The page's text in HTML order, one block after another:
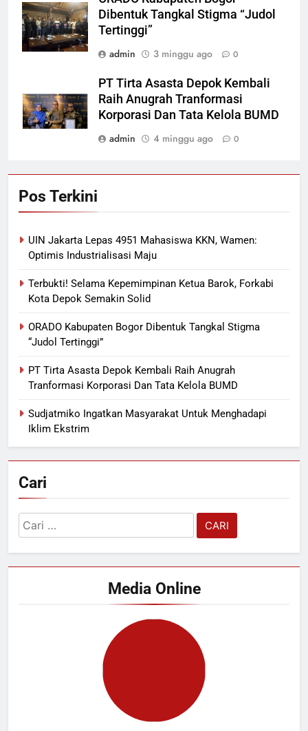
Dibentuk Tangkal Stigma “Judol
Tertinggi”
admin
3 minggu ago 0
PT Tirta Asasta Depok Kembali
Raih Anugrah Tranformasi
Korporasi Dan Tata Kelola BUMD
admin
4 minggu ago 0
Pos Terkini
UIN Jakarta Lepas 4951 Mahasiswa KKN, Wamen:
Optimis Industrialisasi Maju
Terbukti! Selama Kepemimpinan Ketua Barok, Forkabi
Kota Depok Semakin Solid
ORADO Kabupaten Bogor Dibentuk Tangkal Stigma
“Judol Tertinggi”
PT Tirta Asasta Depok Kembali Raih Anugrah
Tranformasi Korporasi Dan Tata Kelola BUMD
Sudjatmiko Ingatkan Masyarakat Untuk Menghadapi
Iklim Ekstrim
Cari
Cari
untuk:
Media Online